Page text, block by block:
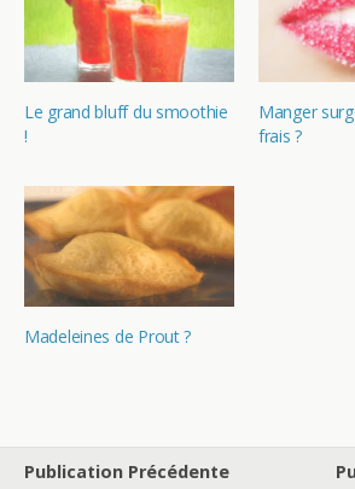
Le grand bluff du smoothie
!
Manger
frais ?
Madeleines de Prout ?
Publication Précédente